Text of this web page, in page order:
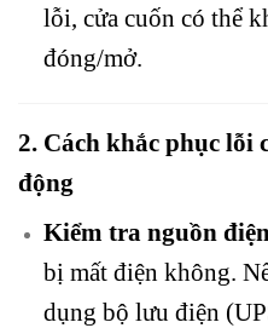
lỗi, cửa cuốn có thể
đóng/mở.
2. Cách khắc phục lỗi
động
Kiểm tra nguồn
bị mất điện không.
dụng bộ lưu điện